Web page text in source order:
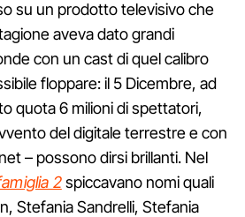
su un prodotto televisivo che
aveva dato grandi
con un cast di quel calibro
floppare: il 5 Dicembre, ad
quota 6 milioni di spettatori,
del digitale terrestre e con
– possono dirsi brillanti. Nel
2spiccavano nomi quali
Stefania Sandrelli, Stefania